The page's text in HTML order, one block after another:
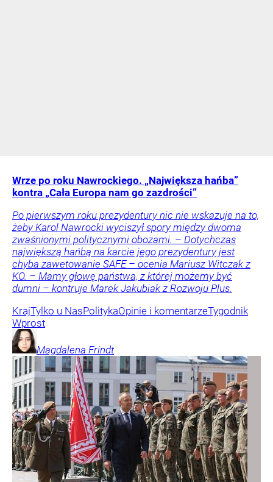
Wrze po roku Nawrockiego. „Największa hańba”
kontra „Cała Europa nam go zazdrości”
Po pierwszym roku prezydentury nic nie wskazuje na to,
żeby Karol Nawrocki wyciszył spory między dwoma
zwaśnionymi politycznymi obozami. – Dotychczas
największą hańbą na karcie jego prezydentury jest
chyba zawetowanie SAFE – ocenia Mariusz Witczak z
KO. – Mamy głowę państwa, z której możemy być
dumni – kontruje Marek Jakubiak z Rozwoju Plus.
KrajTylko u NasPolitykaOpinie i komentarzeTygodnik
Wprost
Magdalena Frindt